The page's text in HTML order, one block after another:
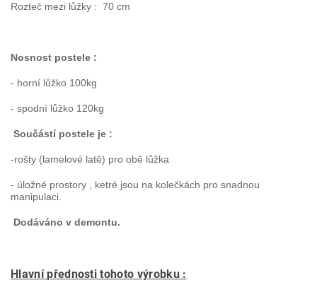
Rozteč mezi lůžky : 70 cm
Nosnost postele :
- horní lůžko 100kg
- spodní lůžko 120kg
Součástí postele je :
-rošty (lamelové latě) pro obě lůžka
- úložné prostory , ketré jsou na kolečkách pro snadnou
manipulaci.
Dodáváno v demontu.
Hlavní přednosti tohoto výrobku :